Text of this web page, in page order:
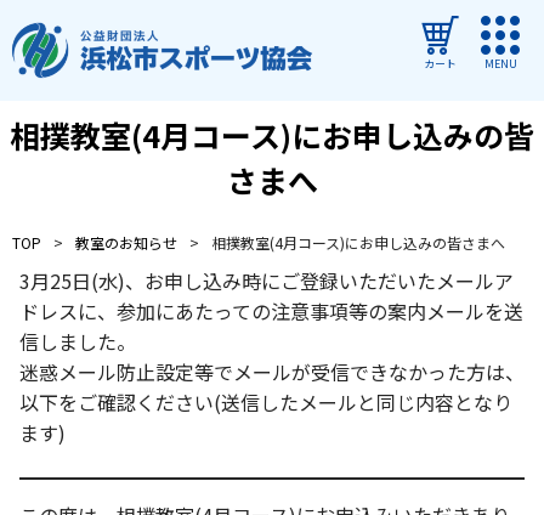
カート MENU
ログイン
教室・イベントを探す
ご利用ガイド
よくある質問
協会について
管理施設
浜松市民スポーツ祭
相撲教室(4月コース)にお申し込みの皆
さまへ
TOP 教室のお知らせ 相撲教室(4月コース)にお申し込みの皆さまへ
3月25日(水)、お申し込み時にご登録いただいたメールア
ドレスに、参加にあたっての注意事項等の案内メールを送
信しました。
迷惑メール防止設定等でメールが受信できなかった方は、
以下をご確認ください(送信したメールと同じ内容となり
ます)